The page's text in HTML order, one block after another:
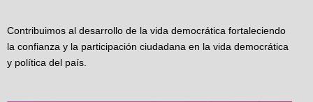
Contribuimos al desarrollo de la vida democrática fortaleciendo
la confianza y la participación ciudadana en la vida democrática
y política del país.